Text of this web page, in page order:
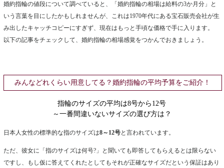
婚約指輪の値段について調べていると、「婚約指輪の相場は給料の3か月分」と
いう言葉を目にしたかもしれませんが、これは1970年代にある宝石販売会社が生
み出したキャッチコピーにすぎず、現在はもっと手頃な価格で手に入ります。
以下の記事をチェックして、婚約指輪の相場感覚をつかんでおきましょう。
みんなどれくらい用意してる？婚約指輪の平均予算をご紹介！
指輪のサイズの平均は8号から12号
～一番間違いないサイズの選び方は？
日本人女性の標準的な指のサイズは8～12号と言われています。
ただ、彼女に「指のサイズは何号?」と聞いても即答してもらえるとは限らない
ですし、もし仮に答えてくれたとしてもそれが正確なサイズだという保証はあり